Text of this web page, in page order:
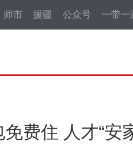
师市 援疆 公众号 一带一
费住 人才“安